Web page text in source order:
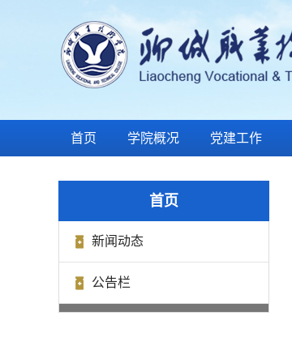
首页 学院概况 党建工作
首页
新闻动态
公告栏